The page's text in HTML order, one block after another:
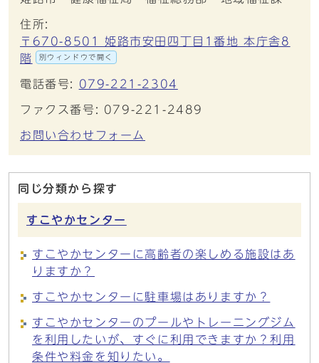
住所:
〒670-8501 姫路市安田四丁目1番地 本庁舎8
階
別ウィンドウで開く
電話番号: 079-221-2304
ファクス番号: 079-221-2489
お問い合わせフォーム
同じ分類から探す
すこやかセンター
すこやかセンターに高齢者の楽しめる施設はあ
りますか？
すこやかセンターに駐車場はありますか？
すこやかセンターのプールやトレーニングジム
を利用したいが、すぐに利用できますか？利用
条件や料金を知りたい。